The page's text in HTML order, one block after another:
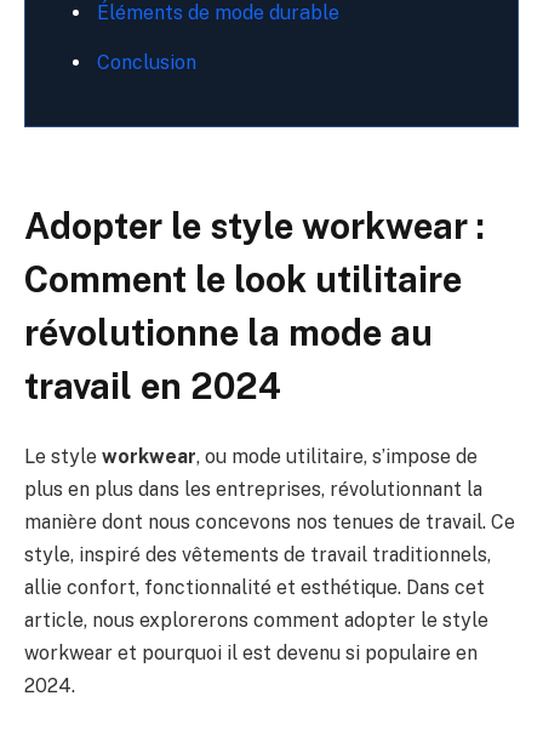
Éléments de mode durable
Conclusion
Adopter le style workwear :
Comment le look utilitaire
révolutionne la mode au
travail en 2024
Le style workwear, ou mode utilitaire, s’impose de
plus en plus dans les entreprises, révolutionnant la
manière dont nous concevons nos tenues de travail. Ce
style, inspiré des vêtements de travail traditionnels,
allie confort, fonctionnalité et esthétique. Dans cet
article, nous explorerons comment adopter le style
workwear et pourquoi il est devenu si populaire en
2024.